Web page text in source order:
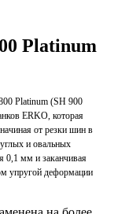
Platinum
Platinum (SH 900
ERKO, которая
от резки шин в
и овальных
0,1 мм и заканчивая
упругой деформации